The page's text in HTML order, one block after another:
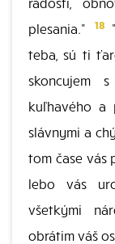
plesania."
18
teba, sú ti
skoncujem
kuľhavého a
slávnymi a
tom čase vás
lebo vás
všetkými
obrátim váš